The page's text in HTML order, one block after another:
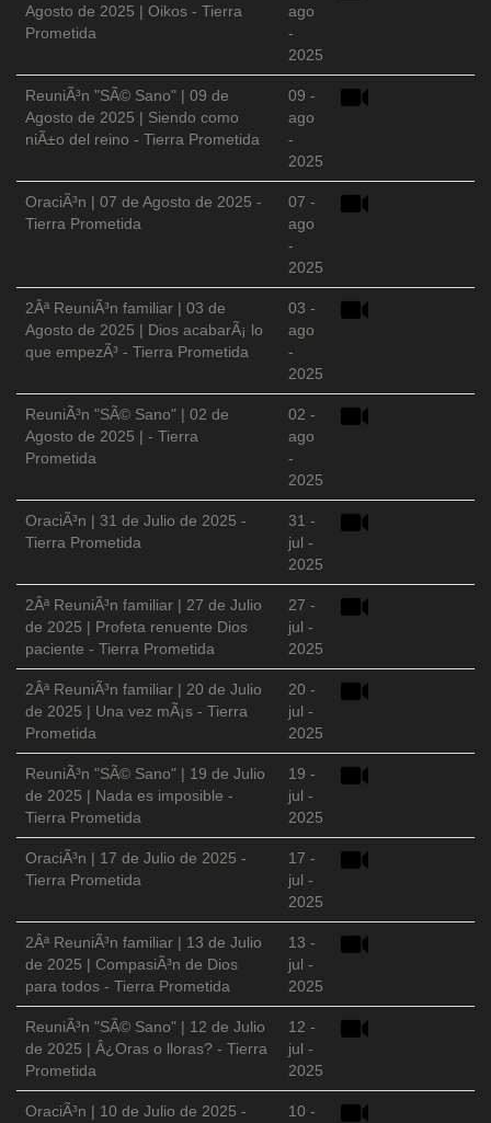
Agosto de 2025 | Oikos - Tierra
Prometida
ago
-
2025
ReuniÃ³n "SÃ© Sano" | 09 de
Agosto de 2025 | Siendo como
niÃ±o del reino - Tierra Prometida
09 -
ago
-
2025
OraciÃ³n | 07 de Agosto de 2025 -
Tierra Prometida
07 -
ago
-
2025
2Âª ReuniÃ³n familiar | 03 de
Agosto de 2025 | Dios acabarÃ¡ lo
que empezÃ³ - Tierra Prometida
03 -
ago
-
2025
ReuniÃ³n "SÃ© Sano" | 02 de
Agosto de 2025 | - Tierra
Prometida
02 -
ago
-
2025
OraciÃ³n | 31 de Julio de 2025 -
Tierra Prometida
31 -
jul -
2025
2Âª ReuniÃ³n familiar | 27 de Julio
de 2025 | Profeta renuente Dios
paciente - Tierra Prometida
27 -
jul -
2025
2Âª ReuniÃ³n familiar | 20 de Julio
de 2025 | Una vez mÃ¡s - Tierra
Prometida
20 -
jul -
2025
ReuniÃ³n "SÃ© Sano" | 19 de Julio
de 2025 | Nada es imposible -
Tierra Prometida
19 -
jul -
2025
OraciÃ³n | 17 de Julio de 2025 -
Tierra Prometida
17 -
jul -
2025
2Âª ReuniÃ³n familiar | 13 de Julio
de 2025 | CompasiÃ³n de Dios
para todos - Tierra Prometida
13 -
jul -
2025
ReuniÃ³n "SÃ© Sano" | 12 de Julio
de 2025 | Â¿Oras o lloras? - Tierra
Prometida
12 -
jul -
2025
OraciÃ³n | 10 de Julio de 2025 -
10 -